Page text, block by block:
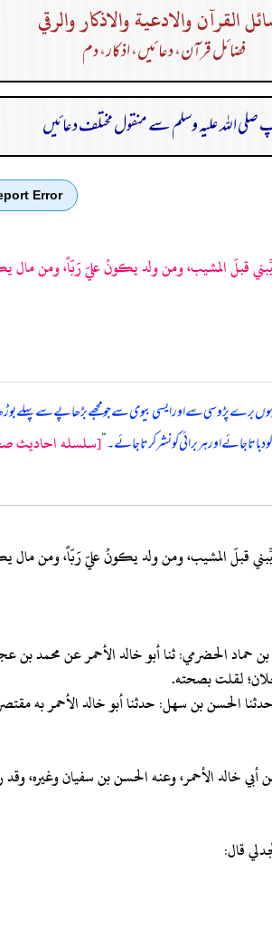
القرآن والادعية والاذكار والرقي
فضائل قرآن، دعا ئیں، اذکار، دم
اللہ علیہ وسلم سے منقول مختلف دعائیں
Error
المشيب، ومن ولد يكونُ عليّ رَبّاً، ومن مال
برے پڑوسی سے اور ایسی بیوی سے جو مجھے بڑھاپے سے پہلے
جائے اور ہر برائی کو نشر کرتا جائے۔“[سلسله احاديث
المشيب، ومن ولد يكونُ عليّ رَبّاً، ومن مال
لقلت بصحته.
علي الجُعْفِيُّ الكوفي، أورده ابن حبان في "الثقات " (8/177) بروايته عن أبي